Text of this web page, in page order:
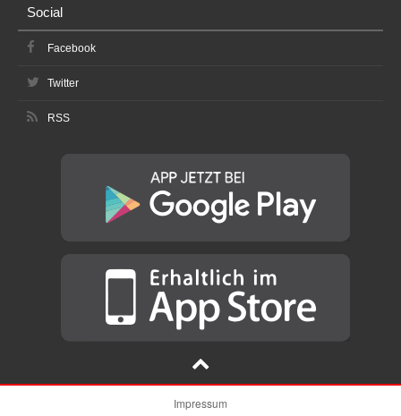
Social
Facebook
Twitter
RSS
Impressum